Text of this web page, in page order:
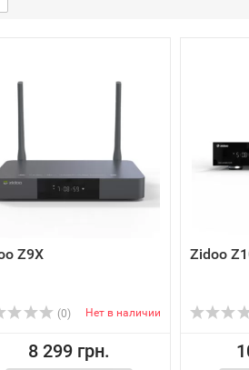
Z9X
(0) Нет в наличии
8 299 грн.
Zidoo